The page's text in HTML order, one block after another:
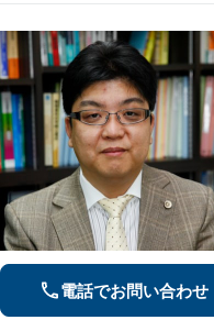
電話でお問い合わせ